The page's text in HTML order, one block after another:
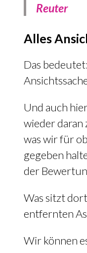
Reuter
Alles
Das bedeutet:
Und auch
wieder daran
was wir für
gegeben
der
Was sitzt
entfernten
Wir können